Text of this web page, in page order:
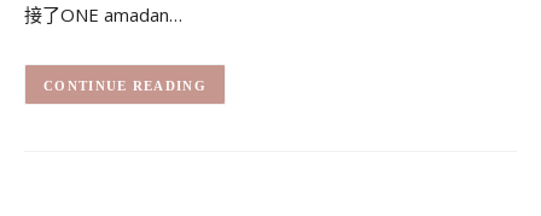
接了ONE amadan…
CONTINUE READING